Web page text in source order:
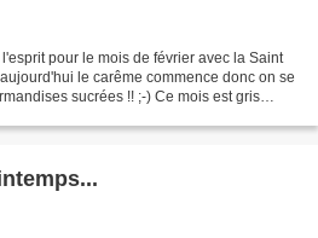
pour le mois de février avec la Saint
le carême commence donc on se
sucrées !! ;-) Ce mois est gris